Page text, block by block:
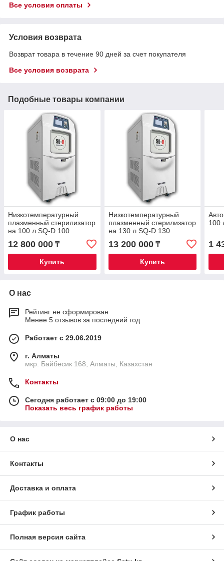
Все условия оплаты
Условия возврата
Возврат товара в течение 90 дней за счет покупателя
Все условия возврата
Подобные товары компании
Низкотемпературный
плазменный стерилизатор
на 100 л SQ-D 100
12 800 000 ₸
Купить
Низкотемпературный
плазменный стерилизатор
на 130 л SQ-D 130
13 200 000₸
Купить
100
1
О нас
Рейтинг не сформирован
Менее 5 отзывов за последний год
Работает с 29.06.2019
г. Алматы
мкр. Байбесик 168, Алматы, Казахстан
Контакты
Сегодня работает с 09:00 до 19:00
Показать весь график работы
О нас
Контакты
Доставка и оплата
График работы
Полная версия сайта